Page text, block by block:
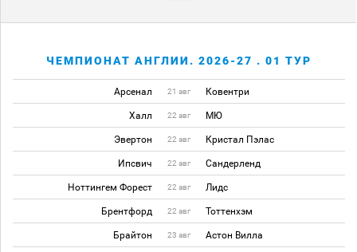
ЧЕМПИОНАТ АНГЛИИ. 2026-27 . 01 ТУР
Арсенал 21 авг Ковентри
Халл 22 авг МЮ
Эвертон 22 авг Кристал Пэлас
Ипсвич 22 авг Сандерленд
Ноттингем Форест 22 авг Лидс
Брентфорд 22 авг Тоттенхэм
Брайтон 23 авг Астон Вилла